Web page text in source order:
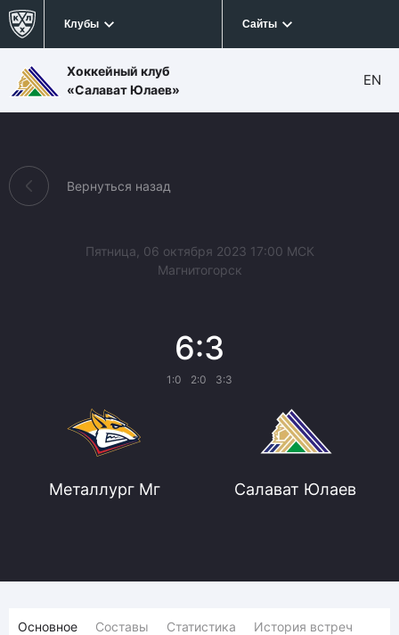
Клубы Сайты
Хоккейный клуб
«Салават Юлаев»
EN
Вернуться назад
Металлург Мг
Пятница, 06 октября 2023 17:00 МСК
Магнитогорск
6:3
1:0 2:0 3:3
Салават Юлаев
Основное Составы Статистика История встреч